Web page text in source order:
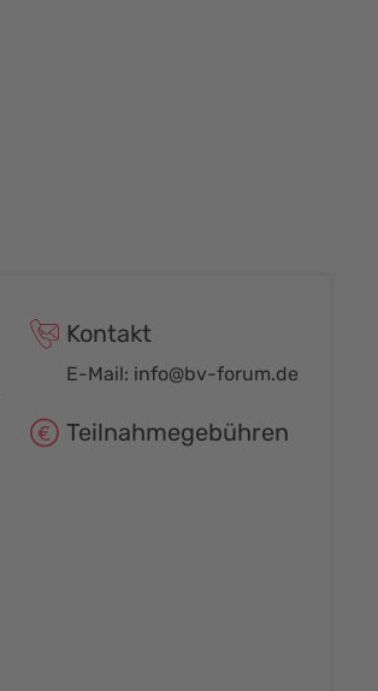
Kontakt
E-Mail: info@bv-forum.de
Teilnahmegebühren